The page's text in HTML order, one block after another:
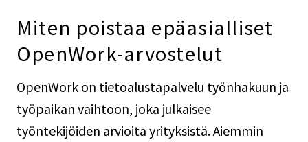
Miten poistaa epäasialliset
OpenWork-arvostelut
OpenWork on tietoalustapalvelu työnhakuun ja
työpaikan vaihtoon, joka julkaisee
työntekijöiden arvioita yrityksistä. Aiemmin